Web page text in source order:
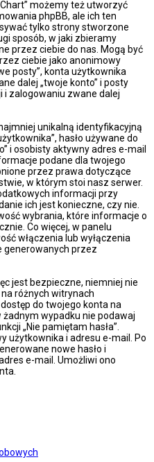
możemy też utworzyć
phpBB, ale ich ten
tylko strony stworzone
sposób, w jaki zbieramy
przez ciebie do nas. Mogą być
ciebie jako anonimowy
posty”, konta użytkownika
dalej „twoje konto” i posty
i zalogowaniu zwane dalej
unikalną identyfikacyjną
hasło używane do
i osobisty aktywny adres e-mail
podane dla twojego
przez prawa dotyczące
w którym stoi nasz serwer.
informacji przy
ich jest konieczne, czy nie.
wybrania, które informacje o
Co więcej, w panelu
włączenia lub wyłączenia
generowanych przez
jest bezpieczne, niemniej nie
różnych witrynach
do twojego konta na
żadnym wypadku nie podawaj
„Nie pamiętam hasła”.
użytkownika i adresu e-mail. Po
nowe hasło i
e-mail. Umożliwi ono